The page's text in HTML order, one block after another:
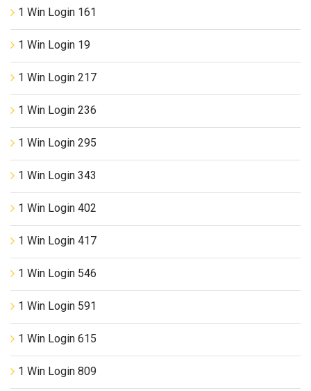
1 Win Login 161
1 Win Login 19
1 Win Login 217
1 Win Login 236
1 Win Login 295
1 Win Login 343
1 Win Login 402
1 Win Login 417
1 Win Login 546
1 Win Login 591
1 Win Login 615
1 Win Login 809